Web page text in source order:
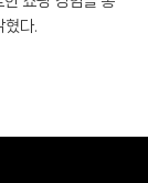
혔다.